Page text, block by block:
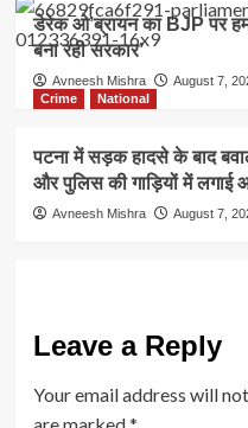
डेरेक ओ’ब्रायन का BJP पर
बना रही सरकार’
Avneesh Mishra August 7,
Crime
National
पटना में सड़क हादसे के बाद
और पुलिस की गाड़ियों में लगाई
Avneesh Mishra August 7,
Leave a Reply
Your email address will